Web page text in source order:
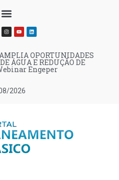
2026
OPORTUNIDADES
ÁGUA E REDUÇÃO DE
Engeper